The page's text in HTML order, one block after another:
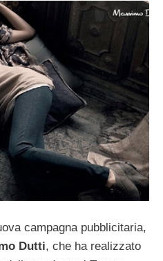
campagna pubblicitaria,
Dutti, che ha realizzato